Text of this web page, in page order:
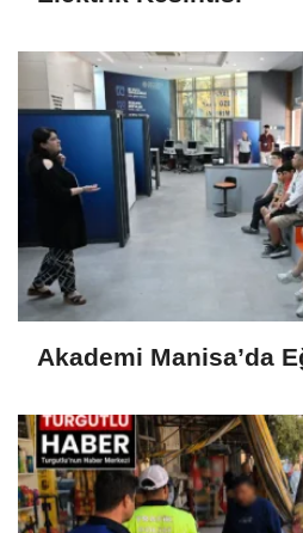
Akademi Manisa’da